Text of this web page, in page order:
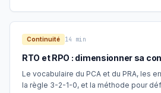
Continuité 14 min
RTO et RPO : dimensionner sa
Le vocabulaire du PCA et du PRA, les
la règle 3-2-1-0, et la méthode pour